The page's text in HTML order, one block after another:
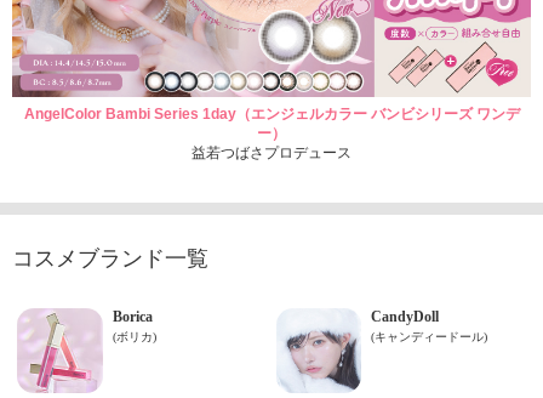
AngelColor Bambi Series 1day（エンジェルカラー バンビシリーズ ワンデ
ー）
益若つばさプロデュース
コスメブランド一覧